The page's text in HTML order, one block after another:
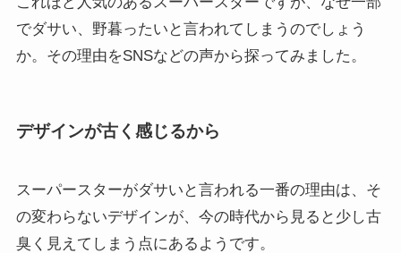
でダサい、野暮ったいと言われてしまうのでしょう
か。その理由をSNSなどの声から探ってみました。
デザインが古く感じるから
スーパースターがダサいと言われる一番の理由は、そ
の変わらないデザインが、今の時代から見ると少し古
臭く見えてしまう点にあるようです。